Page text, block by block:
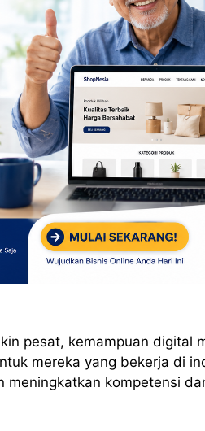
pesat, kemampuan digital
mereka yang bekerja di
kompetensi